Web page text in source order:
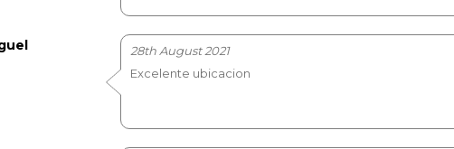
28th August 2021
Excelente ubicacion